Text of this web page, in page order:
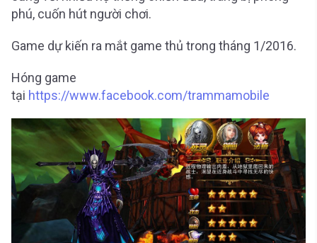
phú, cuốn hút người chơi.
Game dự kiến ra mắt game thủ trong tháng 1/2016.
Hóng game
tại https://www.facebook.com/trammamobile